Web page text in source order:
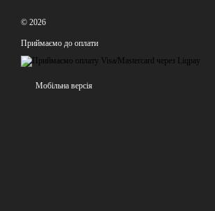
© 2026
Приймаємо до оплати
Мобільна версія